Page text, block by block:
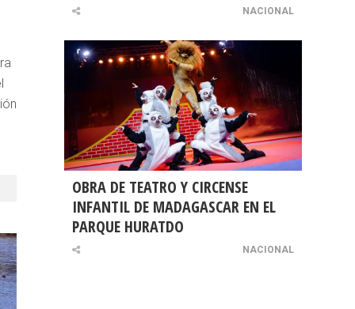
NACIONAL
OBRA DE TEATRO Y CIRCENSE
INFANTIL DE MADAGASCAR EN EL
PARQUE HURATDO
NACIONAL